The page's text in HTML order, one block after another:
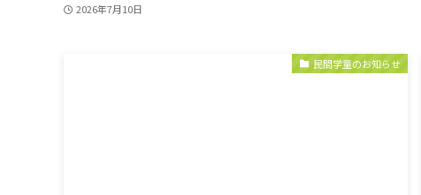
2026年7月10日
民間学童のお知らせ